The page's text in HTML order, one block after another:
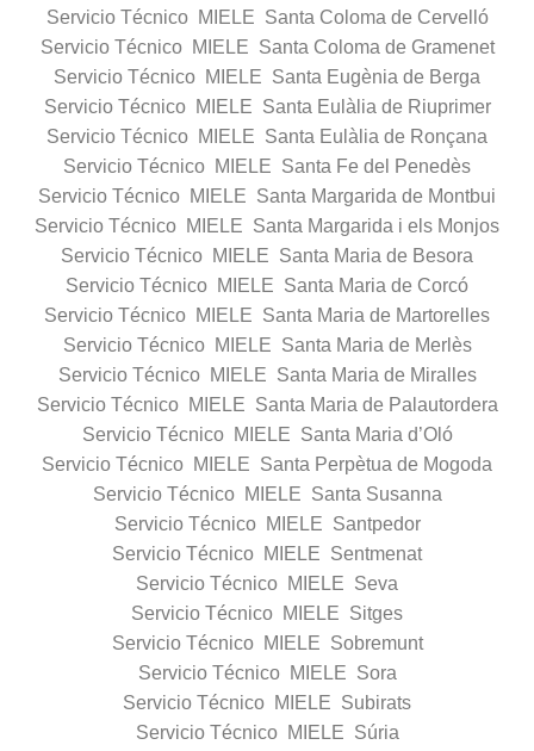
Servicio Técnico MIELE Santa Coloma de Cervelló
Servicio Técnico MIELE Santa Coloma de Gramenet
Servicio Técnico MIELE Santa Eugènia de Berga
Servicio Técnico MIELE Santa Eulàlia de Riuprimer
Servicio Técnico MIELE Santa Eulàlia de Ronçana
Servicio Técnico MIELE Santa Fe del Penedès
Servicio Técnico MIELE Santa Margarida de Montbui
Servicio Técnico MIELE Santa Margarida i els Monjos
Servicio Técnico MIELE Santa Maria de Besora
Servicio Técnico MIELE Santa Maria de Corcó
Servicio Técnico MIELE Santa Maria de Martorelles
Servicio Técnico MIELE Santa Maria de Merlès
Servicio Técnico MIELE Santa Maria de Miralles
Servicio Técnico MIELE Santa Maria de Palautordera
Servicio Técnico MIELE Santa Maria d’Oló
Servicio Técnico MIELE Santa Perpètua de Mogoda
Servicio Técnico MIELE Santa Susanna
Servicio Técnico MIELE Santpedor
Servicio Técnico MIELE Sentmenat
Servicio Técnico MIELE Seva
Servicio Técnico MIELE Sitges
Servicio Técnico MIELE Sobremunt
Servicio Técnico MIELE Sora
Servicio Técnico MIELE Subirats
Servicio Técnico MIELE Súria